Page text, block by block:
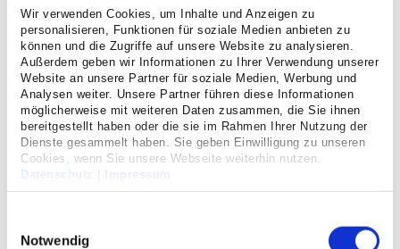
Wir verwenden Cookies, um Inhalte und Anzeigen zu
personalisieren, Funktionen für soziale Medien anbieten zu
können und die Zugriffe auf unsere Website zu analysieren.
Außerdem geben wir Informationen zu Ihrer Verwendung unserer
Website an unsere Partner für soziale Medien, Werbung und
Analysen weiter. Unsere Partner führen diese Informationen
möglicherweise mit weiteren Daten zusammen, die Sie ihnen
bereitgestellt haben oder die sie im Rahmen Ihrer Nutzung der
Dienste gesammelt haben. Sie geben Einwilligung zu unseren
Cookies, wenn Sie unsere Webseite weiterhin nutzen.
Datenschutz
Impressum
Notwendig
Datenschutz
Hinweisgebersystem